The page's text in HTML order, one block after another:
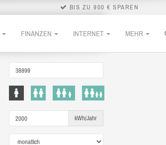
BIS ZU 900 € SPAREN
FINANZEN INTERNET MEHR
kWh/Jahr